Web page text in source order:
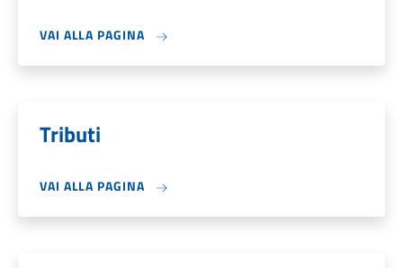
VAI ALLA PAGINA
Tributi
VAI ALLA PAGINA